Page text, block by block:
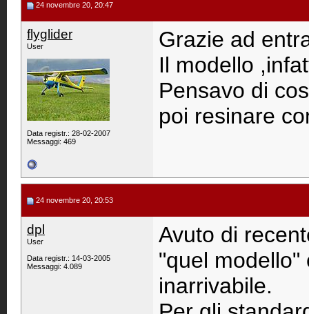
24 novembre 20, 20:47
flyglider
User
Data registr.: 28-02-2007
Messaggi: 469
Grazie ad
Il modello
Pensavo di
poi resinare
24 novembre 20, 20:53
dpl
User
Data registr.: 14-03-2005
Messaggi: 4.089
Avuto di
"quel
inarrivabile.